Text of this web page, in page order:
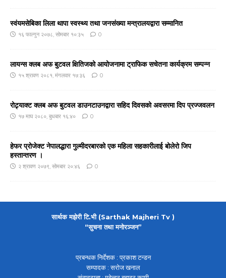
स्वंयमसेबिका लिला थापा स्वस्थ्य तथा जनसंख्या मन्त्रालयद्वारा सम्मानित
१६ फाल्गुन २०७८, सोमबार १०:३५ 0
लायन्स क्लब अफ बुटवल क्षितिजको आयोजनामा ट्राफिक सचेतना कार्यक्रम सम्पन्न
१५ श्रावण २०८१, मंगलवार १७:३६ 0
रोट्र्याक्ट क्लब अफ बुटवल डाउनटाउनद्वारा सहिद दिवसको अवसरमा दिप प्रज्जवलन
१७ माघ २०८०, बुधबार १६:४० 0
हेफर प्रोजेक्ट नेपालद्धारा गुल्मीदरबारको एक महिला सहकारीलाई बोलेरो जिप
हस्तान्तरण ।
२ श्रावण २०७९, सोमबार २०:४६ 0
सार्थक मझेरी टि.भी (Sarthak Majheri Tv )
“सुचना तथा मनोरञ्जन”
प्रबन्धक निर्देशक : प्रकाश टन्डन
सम्पादक : सरोज खनाल